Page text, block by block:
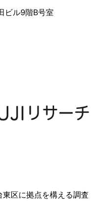
ビル9階B号室
区に拠点を構える調査